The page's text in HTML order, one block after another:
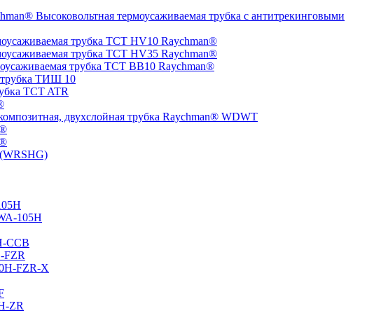
Высоковольтная термоусаживаемая трубка с антитрекинговыми
трубка TCT HV10 Raychman®
трубка TCT HV35 Raychman®
трубка TCT BB10 Raychman®
трубка ТИШ 10
TCT ATR
двухслойная трубка Raychman® WDWT
105H
CCB
FZR
FZR-X
ZR